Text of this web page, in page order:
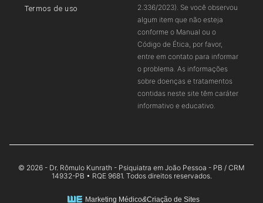
Termos de uso
2.336/2023). Se você observou
algum item que não esteja
conforme o Manual ou o
Código de Ética, por favor,
entre em contato para informar
o problema. As informações
sobre doenças e tratamentos
contidas neste site têm caráter
informativo e educativo.
© 2026 - Dr. Rômulo Kunrath - Psiquiatra em João Pessoa - PB / CRM
14932-PB • RQE 9681. Todos direitos reservados.
Marketing Médico&Criação de Sites